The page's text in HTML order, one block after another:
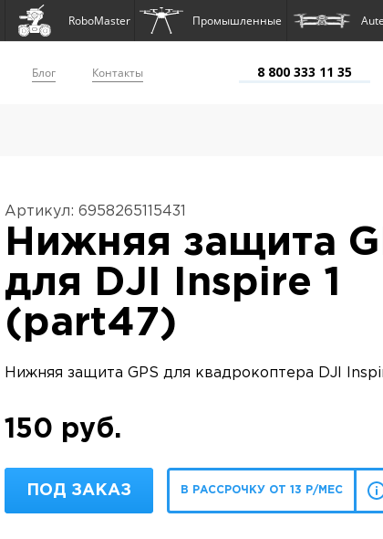
RoboMaster Промышленные
Блог Контакты 8 800 333 11 35
Артикул: 6958265115431
Нижняя защита
для DJI Inspire 1
(part47)
Нижняя защита GPS для квадрокоптера DJI
150 руб.
ПОД ЗАКАЗ В РАССРОЧКУ ОТ 13 Р/МЕС